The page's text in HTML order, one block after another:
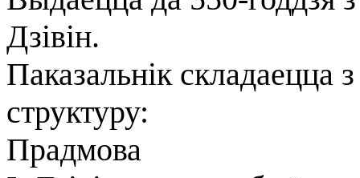
Дзівін.
Паказальнік складаецца
структуру:
Прадмова